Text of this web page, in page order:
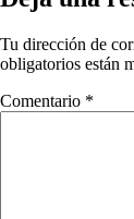
Tu dirección de
obligatorios están
Comentario *